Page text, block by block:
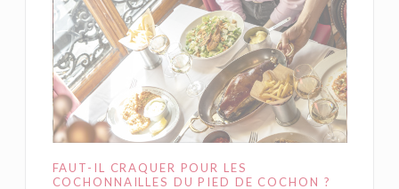
FAUT-IL CRAQUER POUR LES
COCHONNAILLES DU PIED DE COCHON ?